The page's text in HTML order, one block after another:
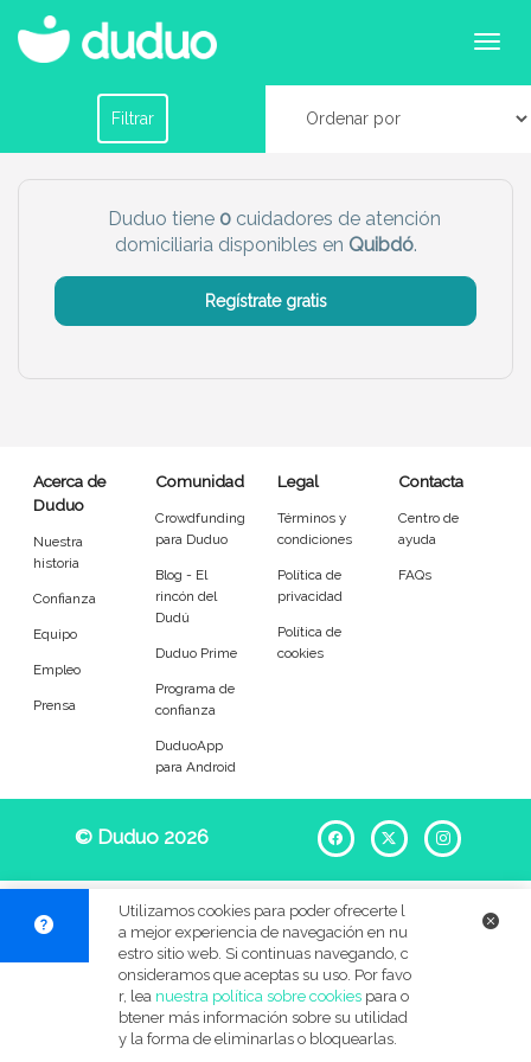
Cuidadores domiciliarios en Quibdó
Filtrar
Filtrar por horario
Chico Chica
Más servicio del dudú
Limpieza Manitas
Entrenador Asistente
Tipo de atención
Tareas diarias
Ayuda con la medicación Acompañamiento en salidas
Servicios de limpieza Apoyo durante actividades
Gestión del correo Clasificación de documentos
Duduo tiene 0 cuidadores de atención
domiciliaria disponibles en Quibdó.
Regístrate gratis
Acerca de
Duduo
Nuestra
historia
Confianza
Equipo
Empleo
Prensa
Comunidad
Crowdfunding
para Duduo
Blog - El
rincón del
Dudú
Duduo Prime
Programa de
confianza
DuduoApp
para Android
Legal
Términos y
condiciones
Política de
privacidad
Política de
cookies
Contacta
Centro de
ayuda
FAQs
© Duduo 2026 Facebook
X
Utilizamos cookies para poder ofrecerte l
a mejor experiencia de navegación en nu
estro sitio web. Si continuas navegando, c
onsideramos que aceptas su uso. Por favo
r, lea nuestra política sobre cookiespara o
btener más información sobre su utilidad
y la forma de eliminarlas o bloquearlas.